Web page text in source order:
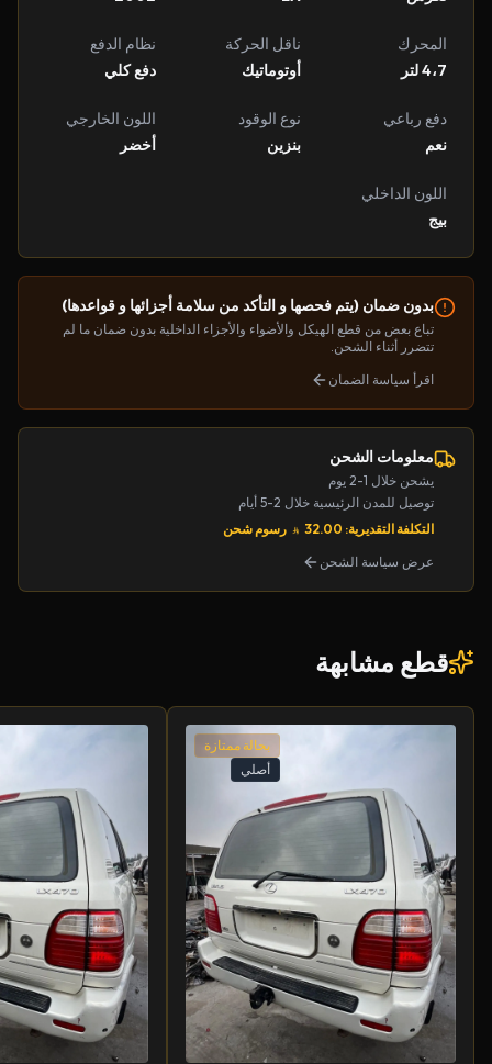
المحرك
4،7 لتر
ناقل الحركة
أوتوماتيك
نظام الدفع
دفع كلي
دفع رباعي
نعم
نوع الوقود
بنزين
اللون الخارجي
أخضر
اللون الداخلي
بيج
بدون ضمان (يتم فحصها و التأكد من سلامة أجزائها و قواعدها)
تباع بعض من قطع الهيكل والأضواء والأجزاء الداخلية بدون ضمان ما لم
تتضرر أثناء الشحن.
اقرأ سياسة الضمان
معلومات الشحن
يشحن خلال 1-2 يوم
توصيل للمدن الرئيسية خلال 2-5 أيام
التكلفة التقديرية: 32.00
رسوم شحن
عرض سياسة الشحن
قطع مشابهة
بحالة ممتازة
أصلي